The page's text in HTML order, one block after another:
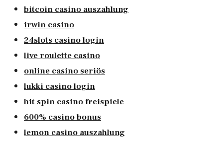
bitcoin casino auszahlung
irwin casino
24slots casino login
live roulette casino
online casino seriös
lukki casino login
hit spin casino freispiele
600% casino bonus
lemon casino auszahlung